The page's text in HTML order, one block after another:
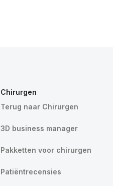
Chirurgen
Terug naar Chirurgen
3D business manager
Pakketten voor chirurgen
Patiëntrecensies